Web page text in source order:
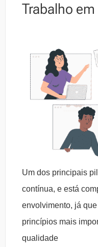
Trabalho
Um dos principais
contínua, e está
envolvimento, já
princípios mais
qualidade